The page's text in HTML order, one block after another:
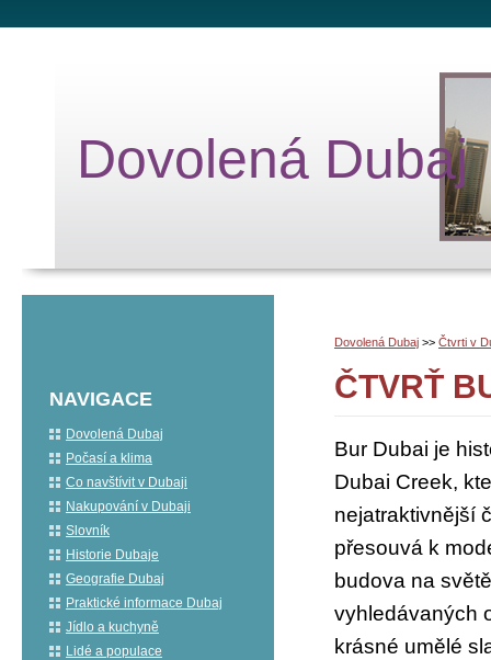
Dovolená Dubaj
Dovolená Dubaj >> Čtvrti v
ČTVRŤ
Bur Dubai je
Dubai Creek,
nejatraktivnější
přesouvá k
budova na
vyhledávaných
krásné umělé
NAVIGACE
Dovolená Dubaj
Počasí a klima
Co navštívit v Dubaji
Nakupování v Dubaji
Slovník
Historie Dubaje
Geografie Dubaj
Praktické informace Dubaj
Jídlo a kuchyně
Lidé a populace